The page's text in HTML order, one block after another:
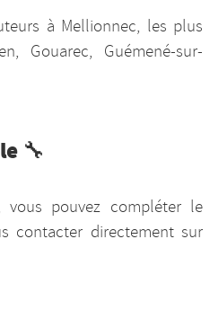
à Mellionnec, les plus
Gouarec, Guémené-sur-
🔧
pouvez compléter le
contacter directement sur